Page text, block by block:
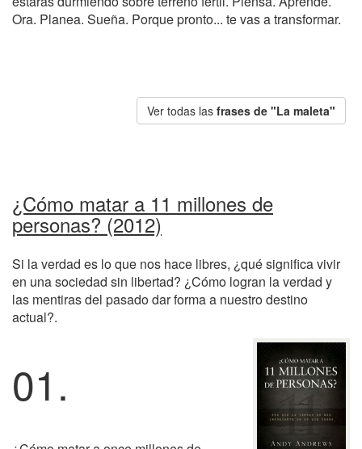
Ora. Planea. Sueña. Porque pronto... te vas a transformar.
Ver todas las frases de "La maleta"
¿Cómo matar a 11 millones de
personas? (2012)
Si la verdad es lo que nos hace libres, ¿qué significa vivir
en una sociedad sin libertad? ¿Cómo logran la verdad y
las mentiras del pasado dar forma a nuestro destino
actual?.
01.